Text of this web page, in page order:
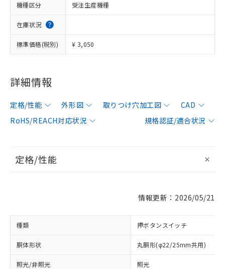
機種区分 受注生産機種
在庫状況
標準価格(税別) ¥ 3,050
詳細情報
定格/性能 外形図 取りつけ穴加工図
CAD
RoHS/REACH対応状況
規格認証/適合状況
定格/性能
情報更新：2026/05/21
種類 押ボタンスイッチ
胴体形状 丸胴形(φ22/25mm共用)
照光/非照光 照光